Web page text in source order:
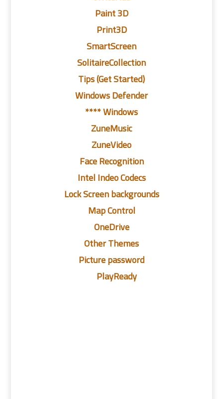
Paint 3D
Print3D
SmartScreen
SolitaireCollection
Tips (Get Started)
Windows Defender
Windows ****
ZuneMusic
ZuneVideo
Face Recognition
Intel Indeo Codecs
Lock Screen backgrounds
Map Control
OneDrive
Other Themes
Picture password
PlayReady